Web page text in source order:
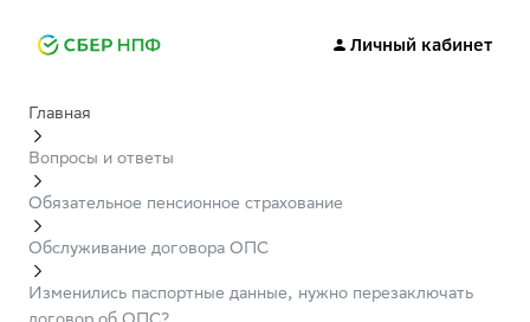
Личный кабинет
Главная
Вопросы и ответы
Обязательное пенсионное страхование
Обслуживание договора ОПС
Изменились паспортные данные, нужно перезаключать